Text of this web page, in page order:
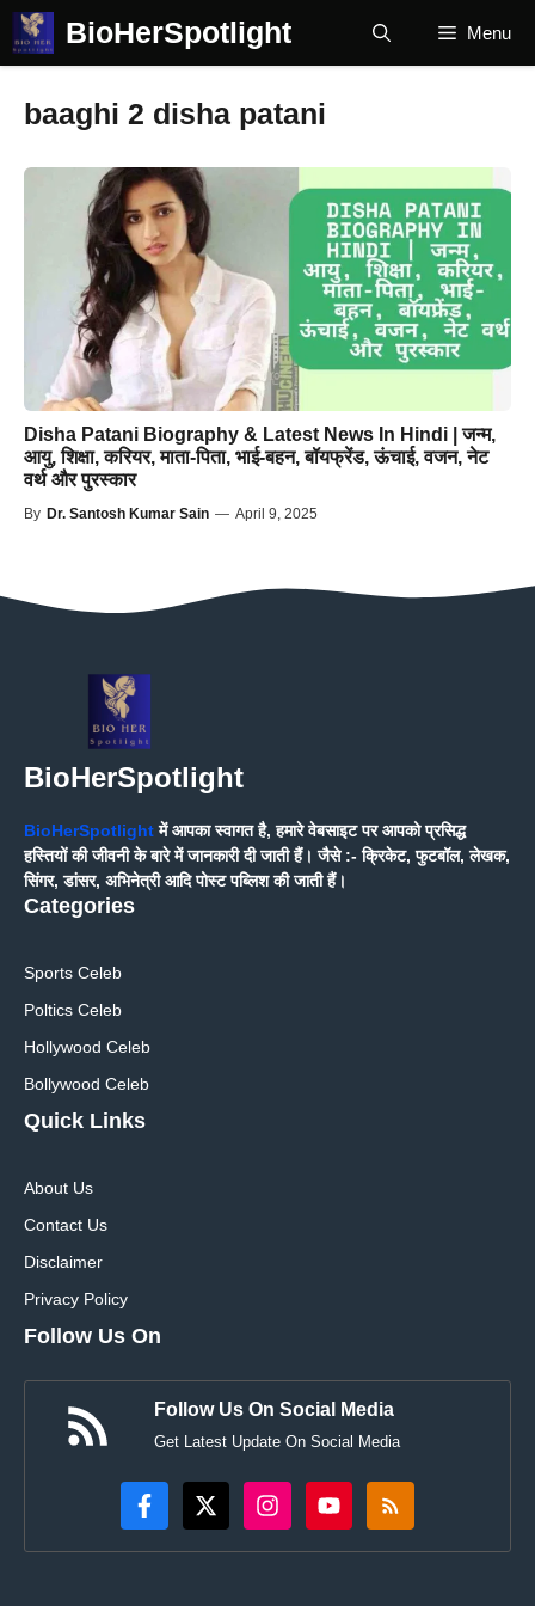
Skip
BioHerSpotlight Menu
baaghi 2 disha patani
Disha Patani Biography & Latest News In Hindi | जन्म,
आयु, शिक्षा, करियर, माता-पिता, भाई-बहन, बॉयफ्रेंड, ऊंचाई, वजन, नेट
वर्थ और पुरस्कार
By Dr. Santosh Kumar Sain — April 9, 2025
BioHerSpotlight
BioHerSpotlightमें आपका स्वागत है, हमारे वेबसाइट पर आपको प्रसिद्ध
हस्तियों की जीवनी के बारे में जानकारी दी जाती हैं। जैसे :- क्रिकेट, फुटबॉल, लेखक,
सिंगर, डांसर, अभिनेत्री आदि पोस्ट पब्लिश की जाती हैं।
Categories
Sports Celeb
Poltics Celeb
Hollywood Celeb
Bollywood Celeb
Quick Links
About Us
Contact Us
Disclaimer
Privacy Policy
Follow Us On
Follow Us On Social Media
Get Latest Update On Social Media